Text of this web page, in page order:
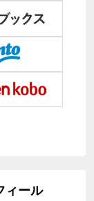
ール